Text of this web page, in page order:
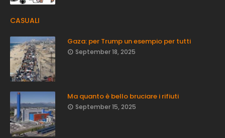
CASUALI
Gaza: per Trump un esempio per tutti
September 18, 2025
Ma quanto è bello bruciare i rifiuti
September 15, 2025